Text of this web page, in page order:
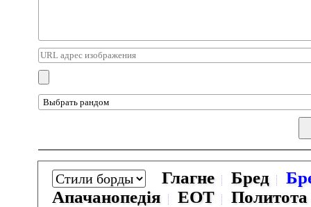
Глагне Бред
Апачанопедiя
ЕОТ
Политота